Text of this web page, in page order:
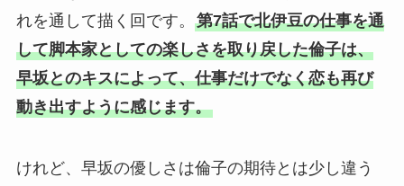
れを通して描く回です。 第7話で北伊豆の仕事を通
して脚本家としての楽しさを取り戻した倫子は、
早坂とのキスによって、仕事だけでなく恋も再び
動き出すように感じます。
けれど、早坂の優しさは倫子の期待とは少し違う